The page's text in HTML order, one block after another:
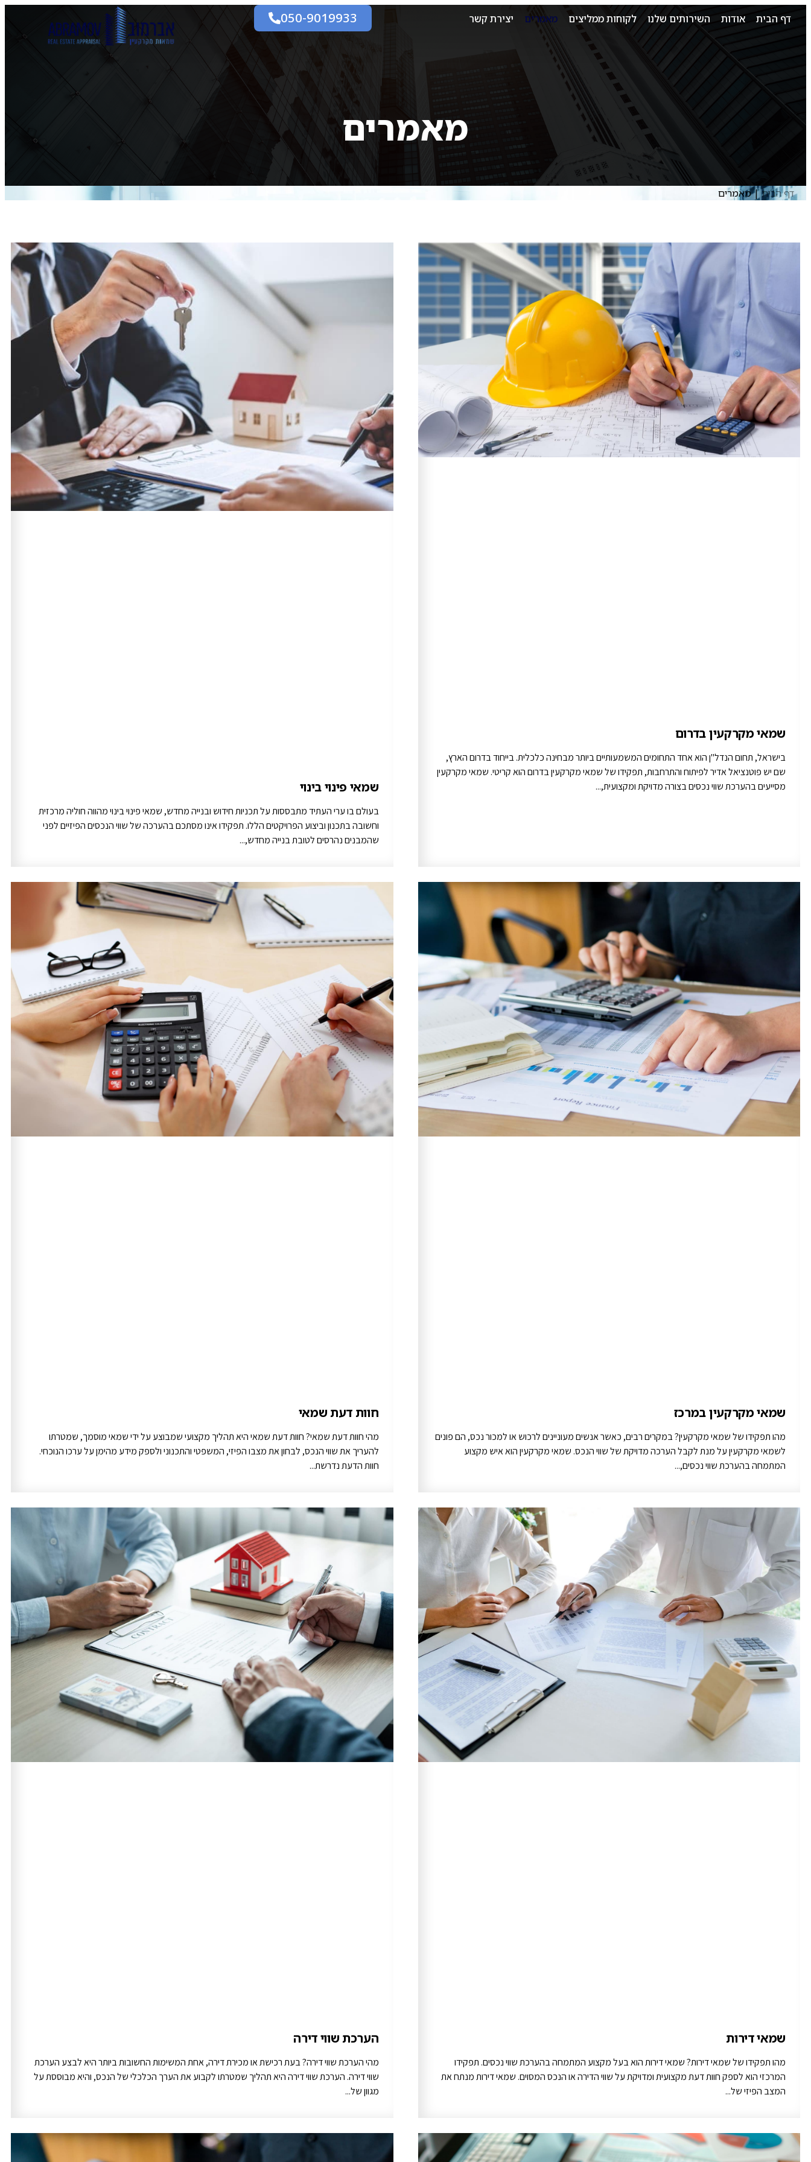
דף הבית אודות השירותים שלנו לקוחות ממליצים מאמרים יצירת קשר 050-9019933
מאמרים
דף הבית|מאמרים
שמאי מקרקעין בדרום
בישראל, תחום הנדל"ן הוא אחד התחומים המשמעותיים ביותר מבחינה כלכלית. בייחוד בדרום הארץ,
שם יש פוטנציאל אדיר לפיתוח והתרחבות, תפקידו של שמאי מקרקעין בדרום הוא קריטי. שמאי מקרקעין
מסייעים בהערכת שווי נכסים בצורה מדויקת ומקצועית,...
שמאי פינוי בינוי
בעולם בו ערי העתיד מתבססות על תכניות חידוש ובנייה מחדש, שמאי פינוי בינוי מהווה חוליה מרכזית
וחשובה בתכנון וביצוע הפרויקטים הללו. תפקידו אינו מסתכם בהערכה של שווי הנכסים הפיזיים לפני
שהמבנים נהרסים לטובת בנייה מחדש,...
שמאי מקרקעין במרכז
מהו תפקידו של שמאי מקרקעין? במקרים רבים, כאשר אנשים מעוניינים לרכוש או למכור נכס, הם פונים
לשמאי מקרקעין על מנת לקבל הערכה מדויקת של שווי הנכס. שמאי מקרקעין הוא איש מקצוע
המתמחה בהערכת שווי נכסים,...
חוות דעת שמאי
מהי חוות דעת שמאי? חוות דעת שמאי היא תהליך מקצועי שמבוצע על ידי שמאי מוסמך, שמטרתו
להעריך את שווי הנכס, לבחון את מצבו הפיזי, המשפטי והתכנוני ולספק מידע מהימן על ערכו הנוכחי.
חוות הדעת נדרשת...
שמאי דירות
מהו תפקידו של שמאי דירות? שמאי דירות הוא בעל מקצוע המתמחה בהערכת שווי נכסים. תפקידו
המרכזי הוא לספק חוות דעת מקצועית ומדויקת על שווי הדירה או הנכס המסוים. שמאי דירות מנתח את
המצב הפיזי של...
הערכת שווי דירה
מהי הערכת שווי דירה? בעת רכישת או מכירת דירה, אחת המשימות החשובות ביותר היא לבצע הערכת
שווי דירה. הערכת שווי דירה היא תהליך שמטרתו לקבוע את הערך הכלכלי של הנכס, והיא מבוססת על
מגוון של...